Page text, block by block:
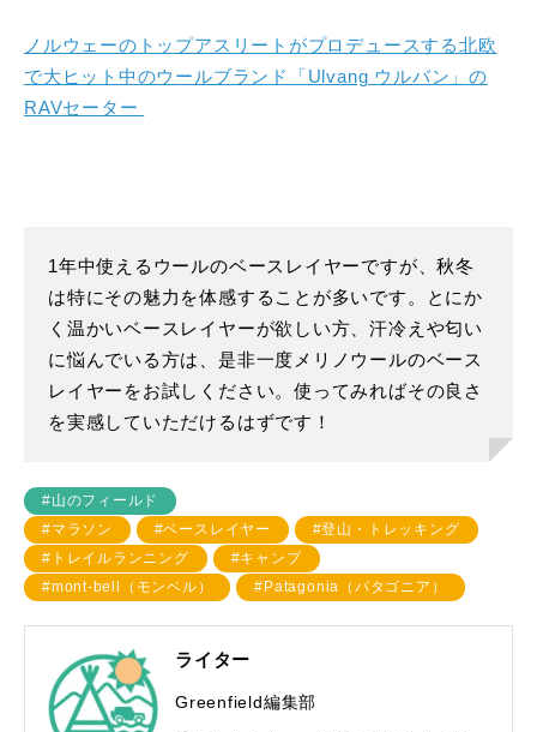
ノルウェーのトップアスリートがプロデュースする北欧
で大ヒット中のウールブランド「Ulvang ウルバン」の
RAVセーター
1年中使えるウールのベースレイヤーですが、秋冬
は特にその魅力を体感することが多いです。とにか
く温かいベースレイヤーが欲しい方、汗冷えや匂い
に悩んでいる方は、是非一度メリノウールのベース
レイヤーをお試しください。使ってみればその良さ
を実感していただけるはずです！
#山のフィールド
#マラソン
#ベースレイヤー
#登山・トレッキング
#トレイルランニング
#キャンプ
#mont-bell（モンベル）
#Patagonia（パタゴニア）
ライター
Greenfield編集部